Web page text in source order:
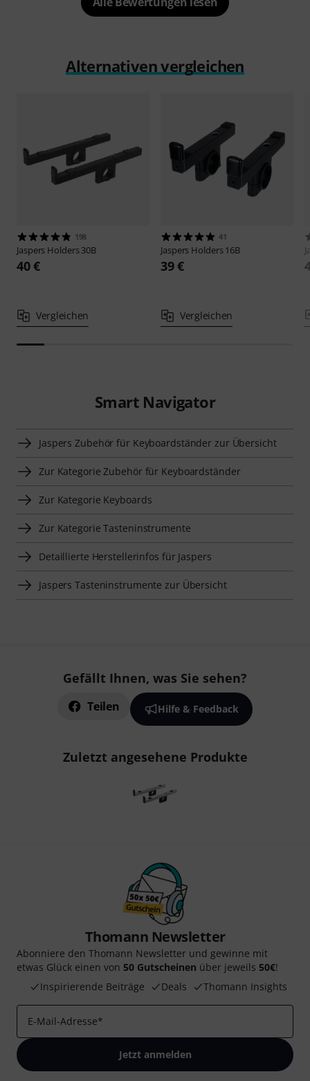
Alternativen vergleichen
198
Jaspers Holders 30B
40 €
Vergleichen
41
Jaspers Holders 16B
39 €
Vergleichen
Smart Navigator
Jaspers Zubehör für Keyboardständer zur Übersicht
Zur Kategorie Zubehör für Keyboardständer
Zur Kategorie Keyboards
Zur Kategorie Tasteninstrumente
Detaillierte Herstellerinfos für Jaspers
Jaspers Tasteninstrumente zur Übersicht
Gefällt Ihnen, was Sie sehen?
Teilen Hilfe & Feedback
Zuletzt angesehene Produkte
Thomann Newsletter
Abonniere den Thomann Newsletter und gewinne mit
etwas Glück einen von 50 Gutscheinen über jeweils 50€!
Inspirierende Beiträge
Deals Thomann Insights
E-Mail-Adresse*
Jetzt anmelden